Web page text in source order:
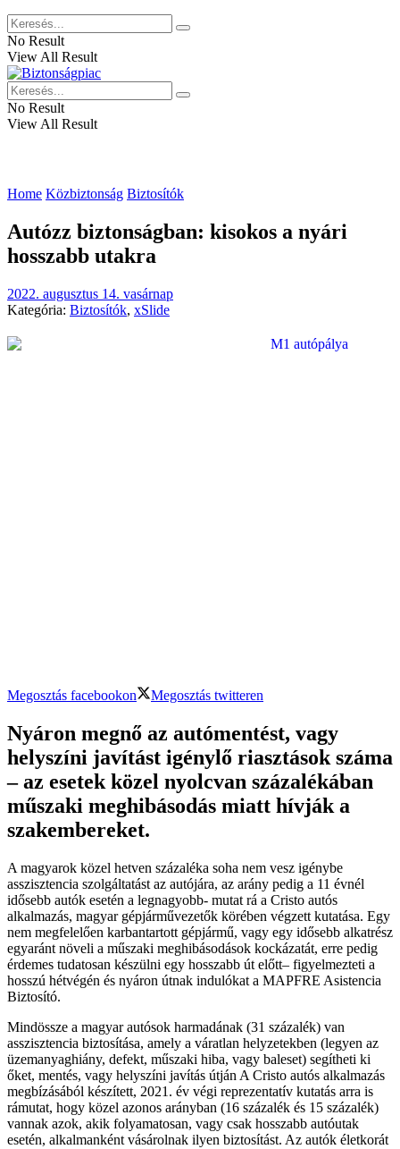
No Result
View All Result
No Result
View All Result
Home Közbiztonság Biztosítók
Autózz biztonságban: kisokos a nyári
hosszabb utakra
2022. augusztus 14. vasárnap
Kategória: Biztosítók, xSlide
Megosztás facebookon Megosztás twitteren
Nyáron megnő az autómentést, vagy
helyszíni javítást igénylő riasztások száma
– az esetek közel nyolcvan százalékában
műszaki meghibásodás miatt hívják a
szakembereket.
A magyarok közel hetven százaléka soha nem vesz igénybe
asszisztencia szolgáltatást az autójára, az arány pedig a 11 évnél
idősebb autók esetén a legnagyobb- mutat rá a Cristo autós
alkalmazás, magyar gépjárművezetők körében végzett kutatása. Egy
nem megfelelően karbantartott gépjármű, vagy egy idősebb alkatrész
egyaránt növeli a műszaki meghibásodások kockázatát, erre pedig
érdemes tudatosan készülni egy hosszabb út előtt– figyelmezteti a
hosszú hétvégén és nyáron útnak indulókat a MAPFRE Asistencia
Biztosító.
Mindössze a magyar autósok harmadának (31 százalék) van
asszisztencia biztosítása, amely a váratlan helyzetekben (legyen az
üzemanyaghiány, defekt, műszaki hiba, vagy baleset) segítheti ki
őket, mentés, vagy helyszíni javítás útján A Cristo autós alkalmazás
megbízásából készített, 2021. év végi reprezentatív kutatás arra is
rámutat, hogy közel azonos arányban (16 százalék és 15 százalék)
vannak azok, akik folyamatosan, vagy csak hosszabb autóutak
esetén, alkalmanként vásárolnak ilyen biztosítást. Az autók életkorát